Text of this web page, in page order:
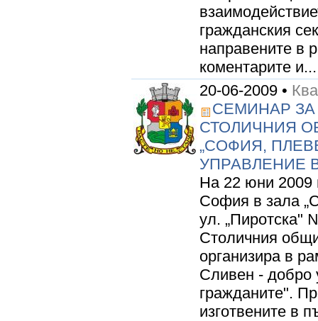
гражданския
направените в
коментарите и...
20-06-2009 •
СЕМИНАР
СТОЛИЧНИЯ
„СОФИЯ,
УПРАВЛЕНИЕ
На 22 юни 2009
София в зала
ул. „Пиротска"
Столичния
организира в
Сливен - добро
гражданите".
изготвените в